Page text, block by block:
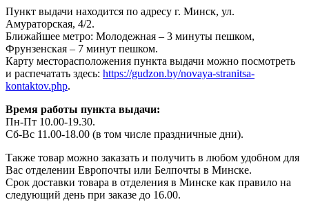
Пункт выдачи находится по адресу г. Минск, ул.
Амураторская, 4/2.
Ближайшее метро: Молодежная – 3 минуты пешком,
Фрунзенская – 7 минут пешком.
Карту месторасположения пункта выдачи можно посмотреть
и распечатать здесь: https://gudzon.by/novaya-stranitsa-
kontaktov.php.
Время работы пункта выдачи:
Пн-Пт 10.00-19.30.
Сб-Вс 11.00-18.00 (в том числе праздничные дни).
Также товар можно заказать и получить в любом удобном для
Вас отделении Европочты или Белпочты в Минске.
Срок доставки товара в отделения в Минске как правило на
следующий день при заказе до 16.00.